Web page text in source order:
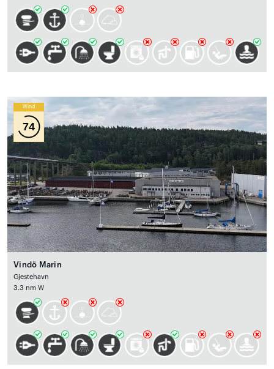
Wind
74
Vindö Marin
Gjestehavn
3.3 nm W